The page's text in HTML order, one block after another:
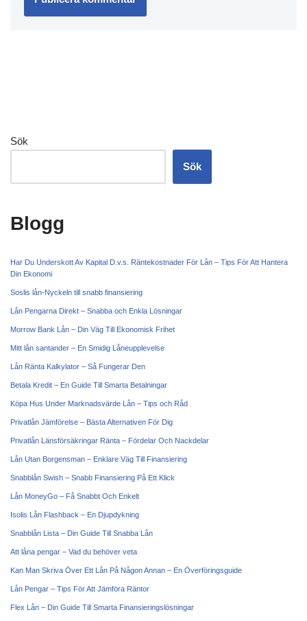
Sök
Sök
Blogg
Har Du Underskott Av Kapital D.v.s. Räntekostnader För Lån – Tips För Att Hantera
Din Ekonomi
Soslis lån-Nyckeln till snabb finansiering
Lån Pengarna Direkt – Snabba och Enkla Lösningar
Morrow Bank Lån – Din Väg Till Ekonomisk Frihet
Mitt lån santander – En Smidig Låneupplevelse
Lån Ränta Kalkylator – Så Fungerar Den
Betala Kredit – En Guide Till Smarta Betalningar
Köpa Hus Under Marknadsvärde Lån – Tips och Råd
Privatlån Jämförelse – Bästa Alternativen För Dig
Privatlån Länsförsäkringar Ränta – Fördelar Och Nackdelar
Lån Utan Borgensman – Enklare Väg Till Finansiering
Snabblån Swish – Snabb Finansiering På Ett Klick
Lån MoneyGo – Få Snabbt Och Enkelt
Isolis Lån Flashback – En Djupdykning
Snabblån Lista – Din Guide Till Snabba Lån
Att låna pengar – Vad du behöver veta
Kan Man Skriva Över Ett Lån På Någon Annan – En Överföringsguide
Lån Pengar – Tips För Att Jämföra Räntor
Flex Lån – Din Guide Till Smarta Finansieringslösningar